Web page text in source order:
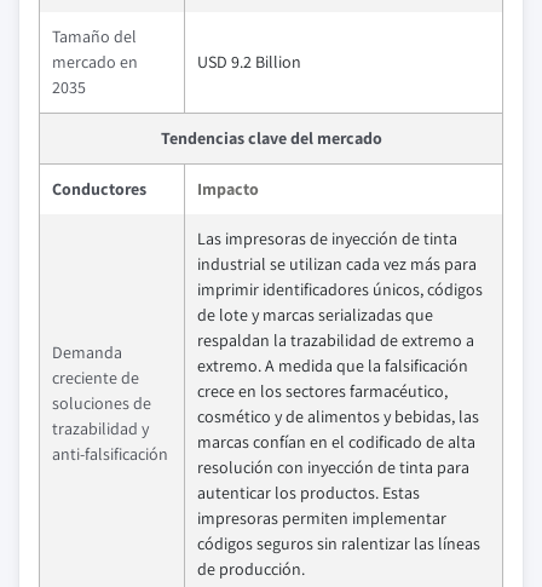
Tamaño del
mercado en
2035
USD 9.2 Billion
Tendencias clave del mercado
Conductores Impacto
Demanda
creciente de
soluciones de
trazabilidad y
anti-falsificación
Las impresoras de inyección de tinta
industrial se utilizan cada vez más para
imprimir identificadores únicos, códigos
de lote y marcas serializadas que
respaldan la trazabilidad de extremo a
extremo. A medida que la falsificación
crece en los sectores farmacéutico,
cosmético y de alimentos y bebidas, las
marcas confían en el codificado de alta
resolución con inyección de tinta para
autenticar los productos. Estas
impresoras permiten implementar
códigos seguros sin ralentizar las líneas
de producción.